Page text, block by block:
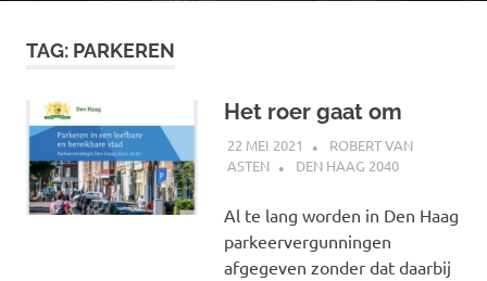
TAG: PARKEREN
Het roer gaat om
22 MEI 2021
ROBERT VAN
ASTEN
DEN HAAG 2040
Al te lang worden in Den Haag
parkeervergunningen
afgegeven zonder dat daarbij